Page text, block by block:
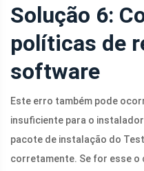
Solução 6:
políticas de
software
Este erro também pode
insuficiente para o
pacote de instalação do
corretamente. Se for esse o